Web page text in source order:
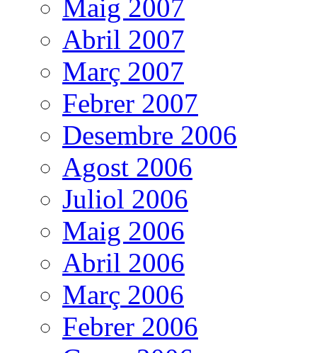
Maig 2007
Abril 2007
Març 2007
Febrer 2007
Desembre 2006
Agost 2006
Juliol 2006
Maig 2006
Abril 2006
Març 2006
Febrer 2006